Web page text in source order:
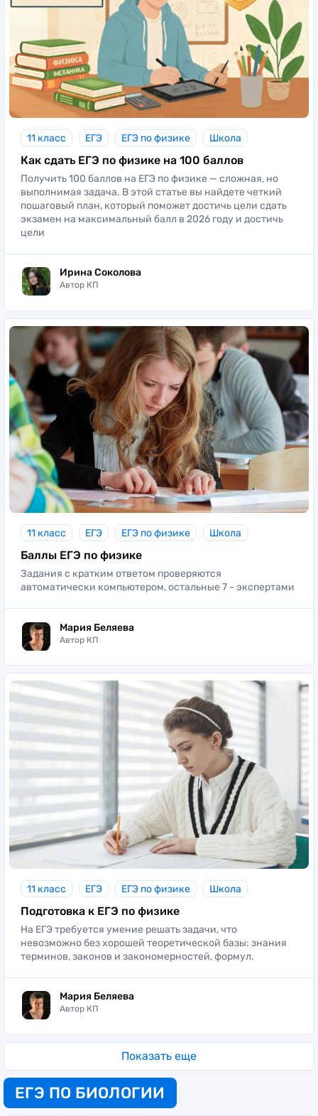
11 класс ЕГЭ ЕГЭ по физике Школа
Как сдать ЕГЭ по физике на 100 баллов
Получить 100 баллов на ЕГЭ по физике — сложная, но
выполнимая задача. В этой статье вы найдете четкий
пошаговый план, который поможет достичь цели сдать
экзамен на максимальный балл в 2026 году и достичь
цели
Ирина Соколова
Автор КП
11 класс ЕГЭ ЕГЭ по физике Школа
Баллы ЕГЭ по физике
Задания с кратким ответом проверяются
автоматически компьютером, остальные 7 - экспертами
Мария Беляева
Автор КП
11 класс ЕГЭ ЕГЭ по физике Школа
Подготовка к ЕГЭ по физике
На ЕГЭ требуется умение решать задачи, что
невозможно без хорошей теоретической базы: знания
терминов, законов и закономерностей, формул.
Мария Беляева
Автор КП
Показать еще
ЕГЭ ПО БИОЛОГИИ